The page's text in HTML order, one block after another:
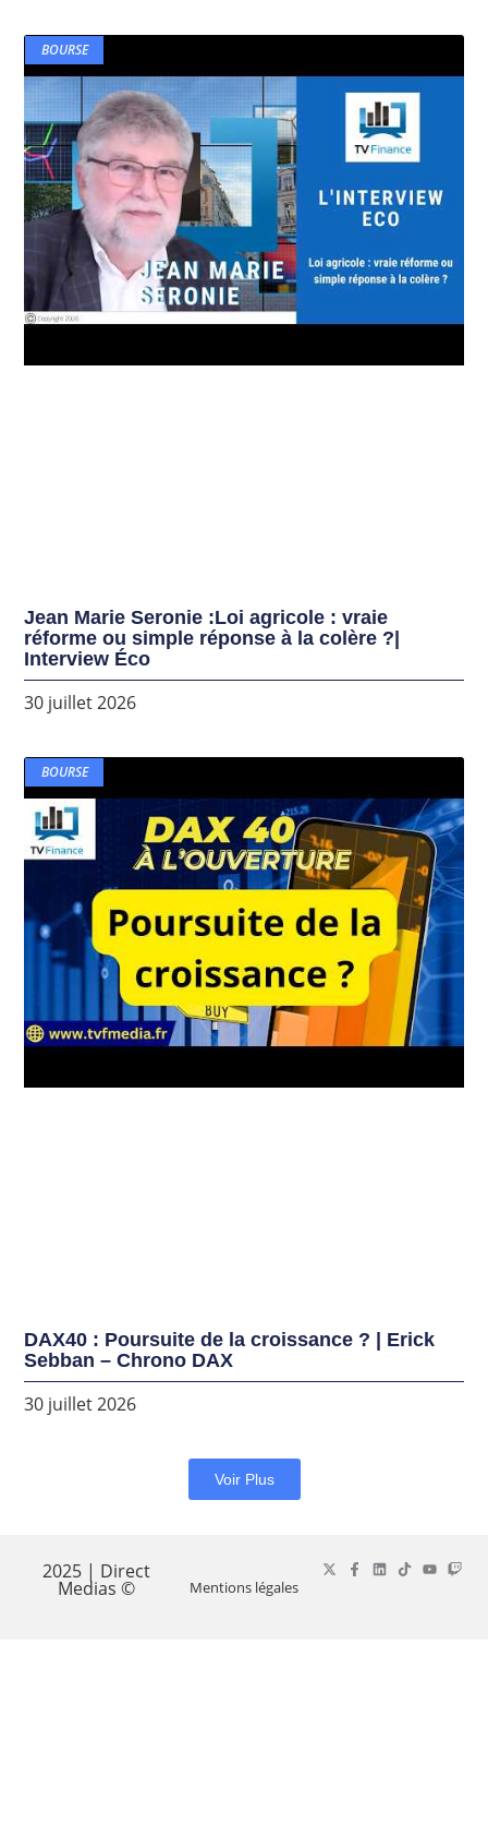
BOURSE
Jean Marie Seronie :Loi agricole : vraie
réforme ou simple réponse à la colère ?|
Interview Éco
30 juillet 2026
BOURSE
DAX40 : Poursuite de la croissance ? | Erick
Sebban – Chrono DAX
30 juillet 2026
Voir Plus
2025 | Direct
Medias © Mentions légales